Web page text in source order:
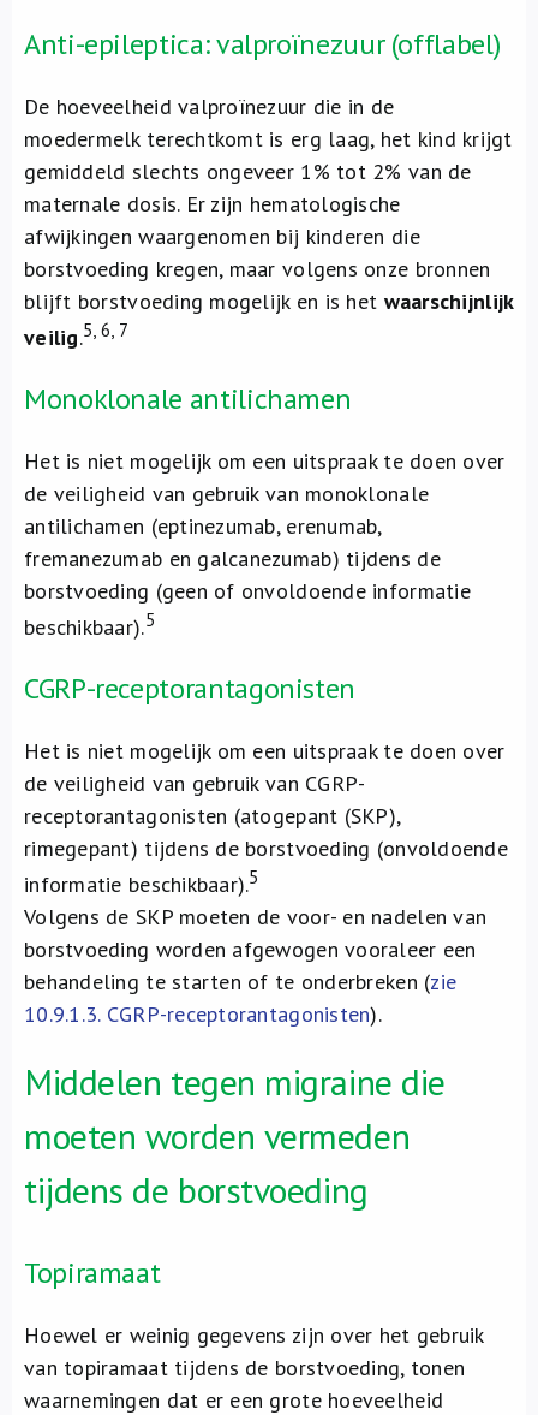
Anti-epileptica: valproïnezuur (offlabel)
De hoeveelheid valproïnezuur die in de
moedermelk terechtkomt is erg laag, het kind krijgt
gemiddeld slechts ongeveer 1% tot 2% van de
maternale dosis. Er zijn hematologische
afwijkingen waargenomen bij kinderen die
borstvoeding kregen, maar volgens onze bronnen
blijft borstvoeding mogelijk en is het waarschijnlijk
veilig.5, 6, 7
Monoklonale antilichamen
Het is niet mogelijk om een uitspraak te doen over
de veiligheid van gebruik van monoklonale
antilichamen (eptinezumab, erenumab,
fremanezumab en galcanezumab) tijdens de
borstvoeding (geen of onvoldoende informatie
beschikbaar).5
CGRP-receptorantagonisten
Het is niet mogelijk om een uitspraak te doen over
de veiligheid van gebruik van CGRP-
receptorantagonisten (atogepant (SKP),
rimegepant) tijdens de borstvoeding (onvoldoende
informatie beschikbaar).5
Volgens de SKP moeten de voor- en nadelen van
borstvoeding worden afgewogen vooraleer een
behandeling te starten of te onderbreken (zie
10.9.1.3.CGRP-receptorantagonisten).
Middelen tegen migraine die
moeten worden vermeden
tijdens de borstvoeding
Topiramaat
Hoewel er weinig gegevens zijn over het gebruik
van topiramaat tijdens de borstvoeding, tonen
waarnemingen dat er een grote hoeveelheid